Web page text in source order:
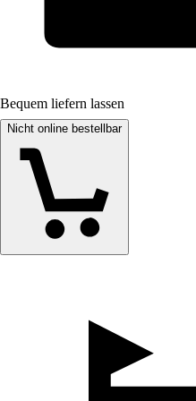
Bequem liefern lassen
Nicht online bestellbar